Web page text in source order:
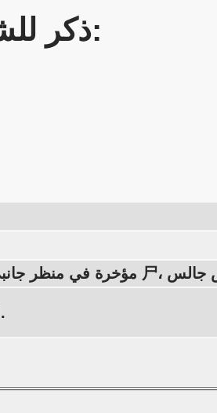
ذكر للشخصية:
الماء الذي تجلس فيه الراهبة موحل.